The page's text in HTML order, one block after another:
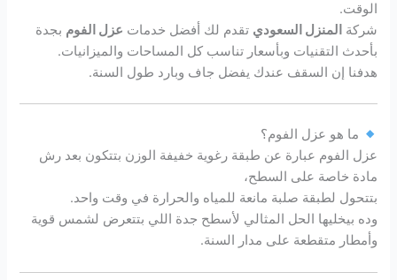
الوقت.
شركة المنزل السعودي تقدم لك أفضل خدمات عزل الفوم بجدة
بأحدث التقنيات وبأسعار تناسب كل المساحات والميزانيات.
هدفنا إن السقف عندك يفضل جاف وبارد طول السنة.
ما هو عزل الفوم؟
عزل الفوم عبارة عن طبقة رغوية خفيفة الوزن بتتكون بعد رش
مادة خاصة على السطح،
بتتحول لطبقة صلبة مانعة للمياه والحرارة في وقت واحد.
وده بيخليها الحل المثالي لأسطح جدة اللي بتتعرض لشمس قوية
وأمطار متقطعة على مدار السنة.